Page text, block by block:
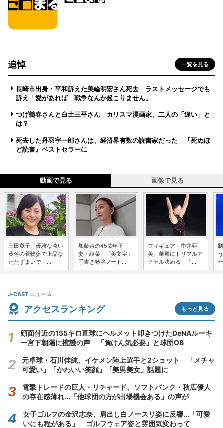
追悼 一覧を見る
長崎市出身・平和訴えた美輪明宏さん死去 ラストメッセージでも
訴え「愛があれば 戦争なんか起こりません」
つげ義春さんと白土三平さん カリスマ漫画家、二人の「違い」と
は？
死去した丹羽宇一郎さんは、経済界有数の読書家だった 『死ぬほ
ど読書』ベストセラーに
動画で見る 画像で見る
三田寛子、優雅な淡い
黄色の着物姿で上品な
たたずまいで ...
加藤茶の45歳年下
妻・綾菜、「美文字」
手書き勉強ノート...
フィギュア・中井亜
美、華麗にトリプルア
クセル決める 「...
J-CAST ニュース
アクセスランキング もっと見る
顔面付近の155キロ直球にヘルメット叩きつけたDeNAルーキ
ー宮下朝陽に擁護の声 「負けん気必要」と球団OB
元卓球・石川佳純、イケメン陸上選手と2ショット 「メチャ
可愛い」「かわいい笑顔」「美男美女」話題に
電撃トレードの巨人・リチャード、ソフトバンク・秋広優人
の存在感薄れ...「他球団の方が出場機会ある」の声が
女子ゴルフの金沢志奈、肩出し白ノースリ姿に反響...「可愛
いにも程がある」 ゴルフウェア姿と雰囲気変わって